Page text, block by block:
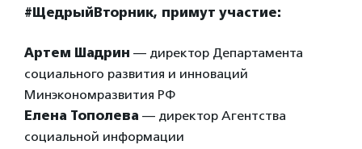
#ЩедрыйВторник, примут участие:
Артем Шадрин — директор Департамента
социального развития и инноваций
Минэкономразвития РФ
Елена Тополева — директор Агентства
социальной информации